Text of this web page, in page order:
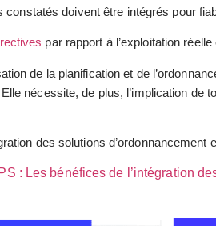
constatés doivent être intégrés pour
par rapport à l’exploitation
de la planification et de
Elle nécessite, de plus, l’implication de
des solutions d’ordonnancement
: Les bénéfices de l’intégration